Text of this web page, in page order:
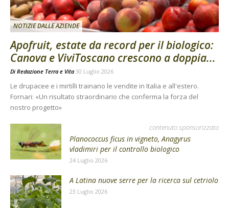
NOTIZIE DALLE AZIENDE
Apofruit, estate da record per il biologico:
Canova e ViviToscano crescono a doppia...
Di Redazione Terra e Vita 30 Luglio 2026
Le drupacee e i mirtilli trainano le vendite in Italia e all'estero.
Fornari: «Un risultato straordinario che conferma la forza del
nostro progetto»
contenuto sponsorizzato
Planococcus ficus in vigneto, Anagyrus
vladimiri per il controllo biologico
24 Luglio 2026
A Latina nuove serre per la ricerca sul cetriolo
23 Luglio 2026